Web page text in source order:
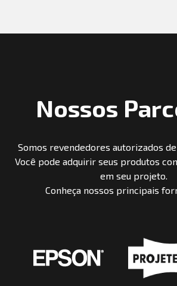
Nossos
Somos revendedores autorizados
Você pode adquirir seus produtos
em seu projeto.
Conheça nossos principais